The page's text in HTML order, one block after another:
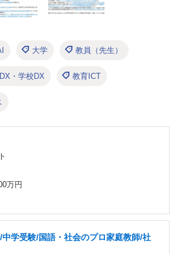
大学 教員（先生）
・学校DX 教育ICT
万円
学受験/国語・社会のプロ家庭教師/社